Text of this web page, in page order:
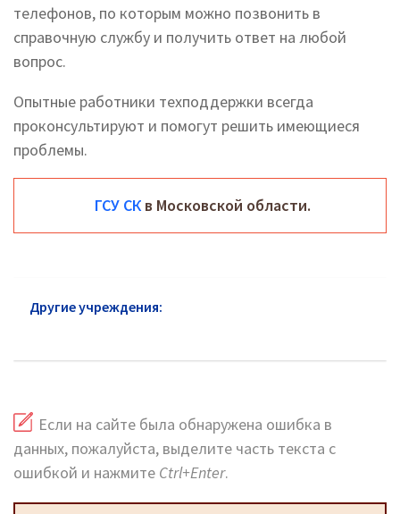
телефонов, по которым можно позвонить в
справочную службу и получить ответ на любой
вопрос.
Опытные работники техподдержки всегда
проконсультируют и помогут решить имеющиеся
проблемы.
ГСУ СКв Московской области.
Другие учреждения:
Если на сайте была обнаружена ошибка в
данных, пожалуйста, выделите часть текста с
ошибкой и нажмите Ctrl+Enter.